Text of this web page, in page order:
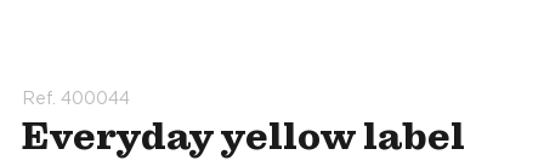
Ref. 400044
Everyday yellow label